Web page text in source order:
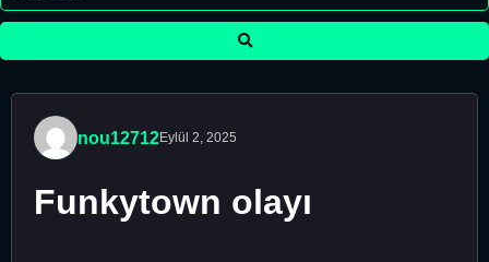
nou12712Eylül 2, 2025
Funkytown olayı